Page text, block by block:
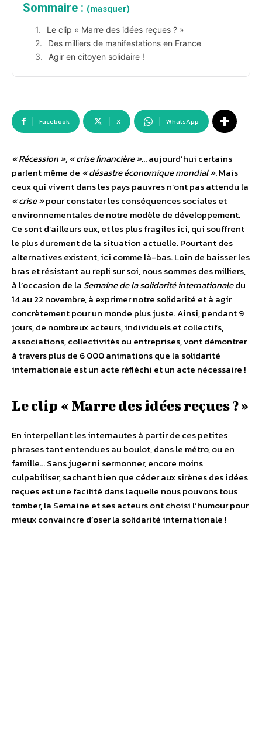
Sommaire : (masquer)
Le clip « Marre des idées reçues ? »
Des milliers de manifestations en France
Agir en citoyen solidaire !
Facebook X WhatsApp
« Récession »,« crise financière »… aujourd’hui certains
parlent même de « désastre économique mondial ». Mais
ceux qui vivent dans les pays pauvres n’ont pas attendu la
« crise »pour constater les conséquences sociales et
environnementales de notre modèle de développement.
Ce sont d’ailleurs eux, et les plus fragiles ici, qui souffrent
le plus durement de la situation actuelle. Pourtant des
alternatives existent, ici comme là-bas. Loin de baisser les
bras et résistant au repli sur soi, nous sommes des milliers,
à l’occasion de la Semaine de la solidarité internationaledu
14 au 22 novembre, à exprimer notre solidarité et à agir
concrètement pour un monde plus juste. Ainsi, pendant 9
jours, de nombreux acteurs, individuels et collectifs,
associations, collectivités ou entreprises, vont démontrer
à travers plus de 6 000 animations que la solidarité
internationale est un acte réfléchi et un acte nécessaire !
Le clip « Marre des idées reçues ? »
En interpellant les internautes à partir de ces petites
phrases tant entendues au boulot, dans le métro, ou en
famille… Sans juger ni sermonner, encore moins
culpabiliser, sachant bien que céder aux sirènes des idées
reçues est une facilité dans laquelle nous pouvons tous
tomber, la Semaine et ses acteurs ont choisi l’humour pour
mieux convaincre d’oser la solidarité internationale !